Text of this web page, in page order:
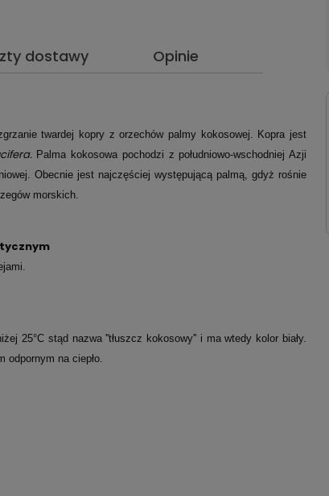
dostawy Opinie
twardej kopry z orzechów palmy kokosowej. Kopra jest
Palma kokosowa pochodzi z południowo-wschodniej Azji
Obecnie jest najczęściej występującą palmą, gdyż rośnie
morskich.
.
25°C stąd nazwa ''tłuszcz kokosowy'' i ma wtedy kolor biały.
odpornym na ciepło.